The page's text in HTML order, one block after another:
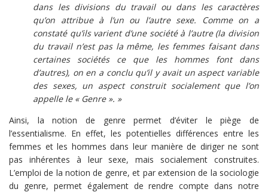
dans les divisions du travail ou dans les caractères
qu’on attribue à l’un ou l’autre sexe. Comme on a
constaté qu’ils varient d’une société à l’autre (la division
du travail n’est pas la même, les femmes faisant dans
certaines sociétés ce que les hommes font dans
d’autres), on en a conclu qu’il y avait un aspect variable
des sexes, un aspect construit socialement que l’on
appelle le « Genre ». »
Ainsi, la notion de genre permet d’éviter le piège de
l’essentialisme. En effet, les potentielles différences entre les
femmes et les hommes dans leur manière de diriger ne sont
pas inhérentes à leur sexe, mais socialement construites.
L’emploi de la notion de genre, et par extension de la sociologie
du genre, permet également de rendre compte dans notre